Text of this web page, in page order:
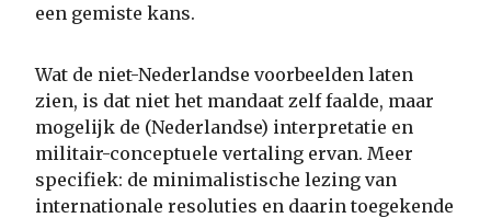
een gemiste kans.
Wat de niet-Nederlandse voorbeelden laten
zien, is dat niet het mandaat zelf faalde, maar
mogelijk de (Nederlandse) interpretatie en
militair-conceptuele vertaling ervan. Meer
specifiek: de minimalistische lezing van
internationale resoluties en daarin toegekende